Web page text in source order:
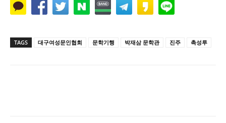
TAGS 대구여성문인협회 문학기행 박재삼 문학관 진주 촉성루